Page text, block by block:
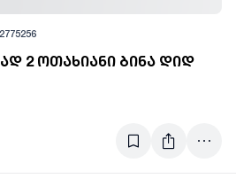
2 ოთახიანი ბინა დიდ